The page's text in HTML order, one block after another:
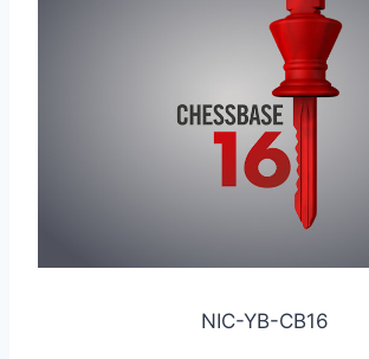
NIC-YB-CB16